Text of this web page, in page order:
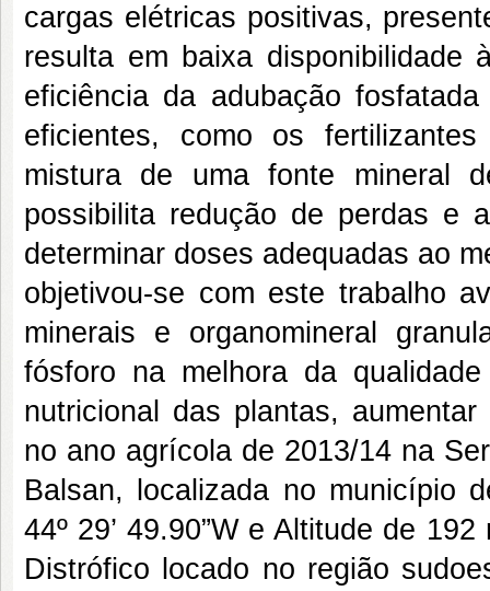
cargas elétricas positivas,
resulta em baixa disponibilidade
eficiência da adubação
eficientes, como os
mistura de uma fonte mineral
possibilita redução de perdas e
determinar doses adequadas ao
objetivou-se com este trabalho
minerais e organomineral
fósforo na melhora da
nutricional das plantas,
no ano agrícola de 2013/14 na
Balsan, localizada no município
44º 29’ 49.90”W e Altitude de
Distrófico locado no região